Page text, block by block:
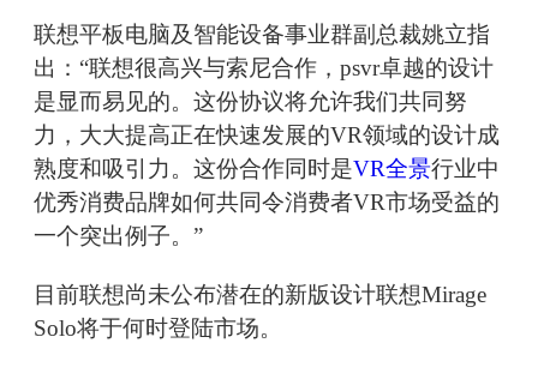
联想平板电脑及智能设备事业群副总裁姚立指
出：“联想很高兴与索尼合作，psvr卓越的设计
是显而易见的。这份协议将允许我们共同努
力，大大提高正在快速发展的VR领域的设计成
熟度和吸引力。这份合作同时是VR全景行业中
优秀消费品牌如何共同令消费者VR市场受益的
一个突出例子。”
目前联想尚未公布潜在的新版设计联想Mirage
Solo将于何时登陆市场。